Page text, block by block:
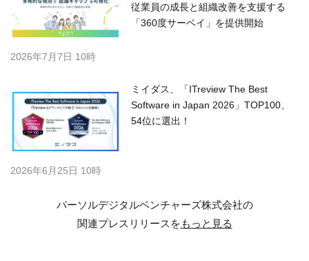
従業員の成長と組織改善を支援する
「360度サーベイ」を提供開始
2026年7月7日 10時
ミイダス、「ITreview The Best
Software in Japan 2026」TOP100、
54位に選出！
2026年6月25日 10時
パーソルデジタルベンチャーズ株式会社の
関連プレスリリースをもっと見る